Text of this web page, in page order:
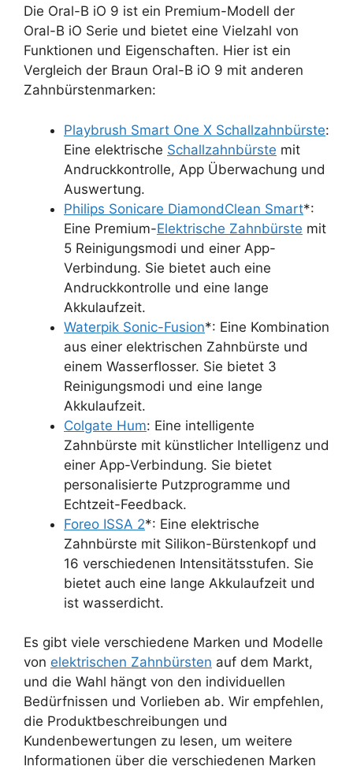
Die Oral-B iO 9 ist ein Premium-Modell der
Oral-B iO Serie und bietet eine Vielzahl von
Funktionen und Eigenschaften. Hier ist ein
Vergleich der Braun Oral-B iO 9 mit anderen
Zahnbürstenmarken:
Playbrush Smart One X Schallzahnbürste:
Eine elektrische Schallzahnbürste mit
Andruckkontrolle, App Überwachung und
Auswertung.
Philips Sonicare DiamondClean Smart*:
Eine Premium-Elektrische Zahnbürste mit
5 Reinigungsmodi und einer App-
Verbindung. Sie bietet auch eine
Andruckkontrolle und eine lange
Akkulaufzeit.
Waterpik Sonic-Fusion*: Eine Kombination
aus einer elektrischen Zahnbürste und
einem Wasserflosser. Sie bietet 3
Reinigungsmodi und eine lange
Akkulaufzeit.
Colgate Hum: Eine intelligente
Zahnbürste mit künstlicher Intelligenz und
einer App-Verbindung. Sie bietet
personalisierte Putzprogramme und
Echtzeit-Feedback.
Foreo ISSA 2*: Eine elektrische
Zahnbürste mit Silikon-Bürstenkopf und
16 verschiedenen Intensitätsstufen. Sie
bietet auch eine lange Akkulaufzeit und
ist wasserdicht.
Es gibt viele verschiedene Marken und Modelle
von elektrischen Zahnbürsten auf dem Markt,
und die Wahl hängt von den individuellen
Bedürfnissen und Vorlieben ab. Wir empfehlen,
die Produktbeschreibungen und
Kundenbewertungen zu lesen, um weitere
Informationen über die verschiedenen Marken